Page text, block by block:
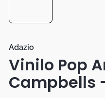
Adazio
Vinilo Pop
Campbells
Cuadro
Sillas
Duvet
Botas